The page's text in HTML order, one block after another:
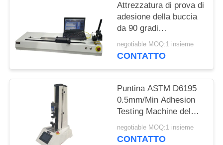
POLICY
Attrezzatura di prova di
adesione della buccia
da 90 gradi
10000mm/Minute per il
nastro ed il film
negotiable MOQ:1 insieme
CONTATTO
Puntina ASTM D6195
0.5mm/Min Adhesion
Testing Machine del
ciclo
negotiable MOQ:1 insieme
CONTATTO